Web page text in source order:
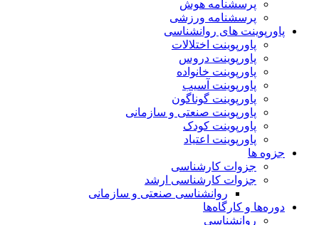
پرسشنامه هوش
پرسشنامه ورزشی
پاورپوینت های روانشناسی
پاورپوینت اختلالات
پاورپوینت دروس
پاورپوینت خانواده
پاورپوینت آسیب
پاورپوینت گوناگون
پاورپوینت صنعتی و سازمانی
پاورپوینت کودک
پاورپوینت اعتیاد
جزوه ها
جزوات کارشناسی
جزوات کارشناسی ارشد
روانشناسی صنعتی و سازمانی
دوره‌ها و کارگاه‌ها
روانشناسی